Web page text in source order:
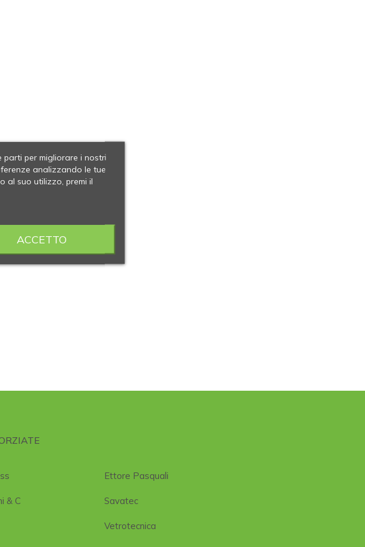
& C
Ettore Pasquali
Savatec
Vetrotecnica
per migliorare i nostri
analizzando le tue
al suo utilizzo, premi il
ACCETTO